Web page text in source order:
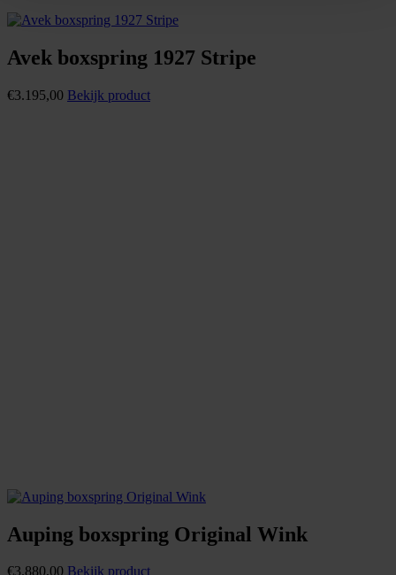
Avek boxspring 1927 Stripe
€3.195,00 Bekijk product
Auping boxspring Original Wink
€3.880,00 Bekijk product